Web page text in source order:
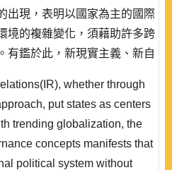
出現，表明以國家為主的國際
境的複雜變化，須藉助許多跨
有鑑於此，新現實主義、新自
， 需要建構一套新的本體論
際政治中逐漸呈現的多元行為
關係理論面臨三個問題的挑
whether through
put states as centers
trending globalization, the
concepts manifests that
political system without